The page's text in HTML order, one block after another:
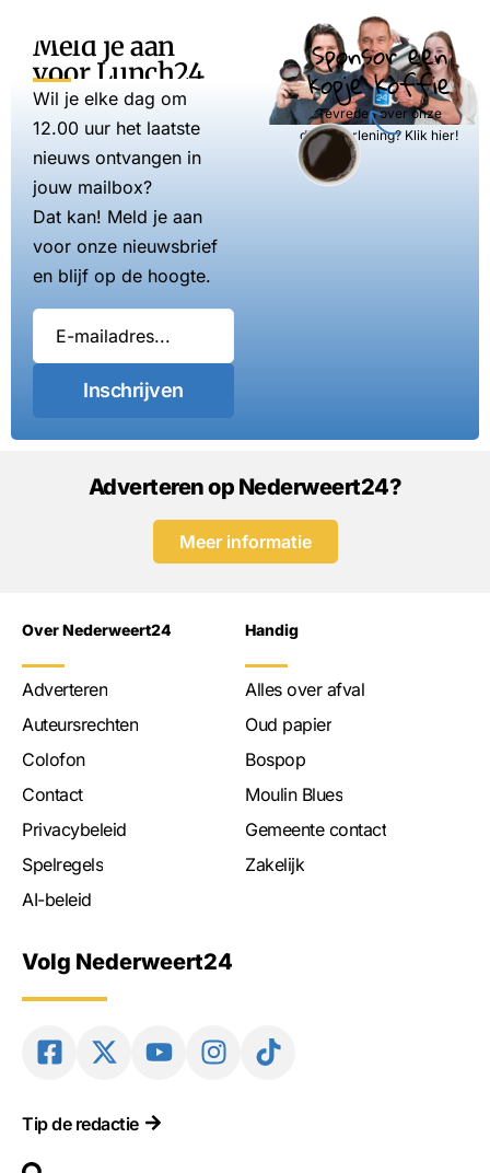
Meld je aan
voor Lunch24
Wil je elke dag om
12.00 uur het laatste
nieuws ontvangen in
jouw mailbox?
Dat kan! Meld je aan
voor onze nieuwsbrief
en blijf op de hoogte.
Inschrijven
Sponsor een
kopje koffie
Tevreden over onze
dienstverlening? Klik hier!
Adverteren op Nederweert24?
Meer informatie
Over Nederweert24
Adverteren
Auteursrechten
Colofon
Contact
Privacybeleid
Spelregels
AI-beleid
Handig
Alles over afval
Oud papier
Bospop
Moulin Blues
Gemeente contact
Zakelijk
Volg Nederweert24
Tip de redactie